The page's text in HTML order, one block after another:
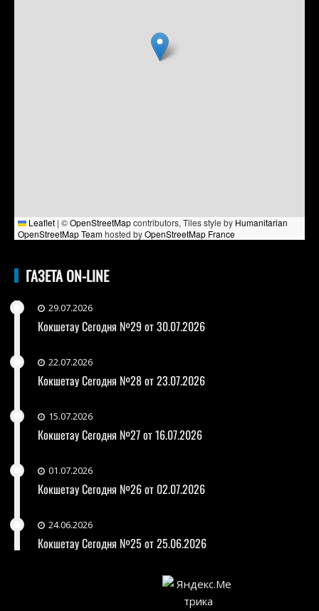
Leaflet | ©OpenStreetMapcontributors, Tiles style by Humanitarian
OpenStreetMap Teamhosted byOpenStreetMap France
ГАЗЕТА ON-LINE
29.07.2026
Кокшетау Сегодня №29 от 30.07.2026
22.07.2026
Кокшетау Сегодня №28 от 23.07.2026
15.07.2026
Кокшетау Сегодня №27 от 16.07.2026
01.07.2026
Кокшетау Сегодня №26 от 02.07.2026
24.06.2026
Кокшетау Сегодня №25 от 25.06.2026